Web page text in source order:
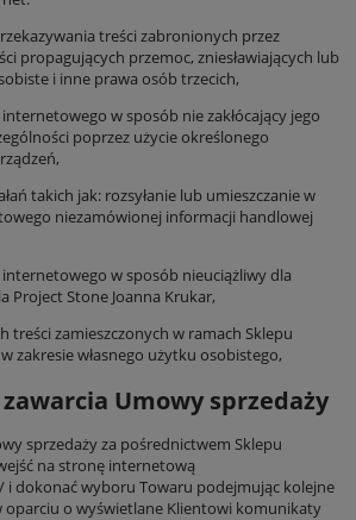
treści zabronionych przez
propagujących przemoc, zniesławiających lub
i inne prawa osób trzecich,
w sposób nie zakłócający jego
poprzez użycie określonego
takich jak: rozsyłanie lub umieszczanie w
niezamówionej informacji handlowej
w sposób nieuciążliwy dla
Project Stone Joanna Krukar,
treści zamieszczonych w ramach Sklepu
zakresie własnego użytku osobistego,
Umowy sprzedaży
sprzedaży za pośrednictwem Sklepu
na stronę internetową
i dokonać wyboru Towaru podejmując kolejne
oparciu o wyświetlane Klientowi komunikaty